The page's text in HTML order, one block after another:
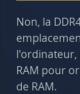
Non, la
l'ordinateur,
RAM pour
de RAM.